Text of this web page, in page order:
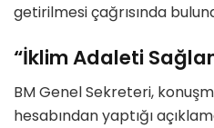
getirilmesi çağrısında
“İklim Adaleti
BM Genel Sekreteri,
hesabından yaptığı